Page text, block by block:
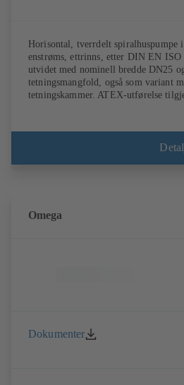
Horisontal, tverrdelt spiralhuspumpe
enstrøms, ettrinns, etter DIN EN
utvidet med nominell bredde DN25
tetningsmangfold, også som variant
tetningskammer. ATEX-utførelse
Omega
Dokumenter